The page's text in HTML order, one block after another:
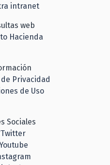
intranet
web
Hacienda
Privacidad
de Uso
Sociales
Twitter